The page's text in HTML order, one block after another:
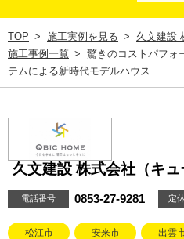
TOP 施工実例を見る
久文建設
施工事例一覧
驚きのコストパフ
テムによる新時代モデルハウス
久文建設 株式会社（キュ
電話番号 0853-27-9281 定
松江市 安来市 出雲